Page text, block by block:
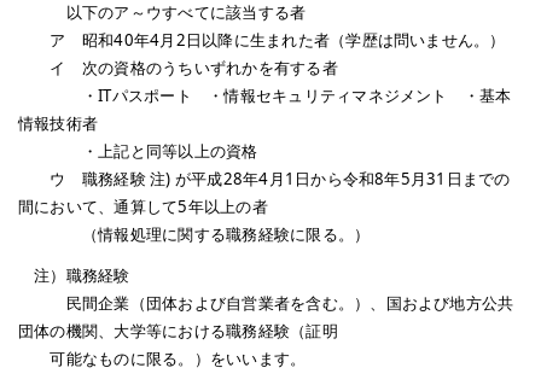
以下のア～ウすべてに該当する者
ア 昭和40年4月2日以降に生まれた者（学歴は問いません。）
イ 次の資格のうちいずれかを有する者
・ITパスポート ・情報セキュリティマネジメント ・基本
情報技術者
・上記と同等以上の資格
ウ 職務経験 注) が平成28年4月1日から令和8年5月31日までの
間において、通算して5年以上の者
（情報処理に関する職務経験に限る。）
注）職務経験
民間企業（団体および自営業者を含む。）、国および地方公共
団体の機関、大学等における職務経験（証明
可能なものに限る。）をいいます。